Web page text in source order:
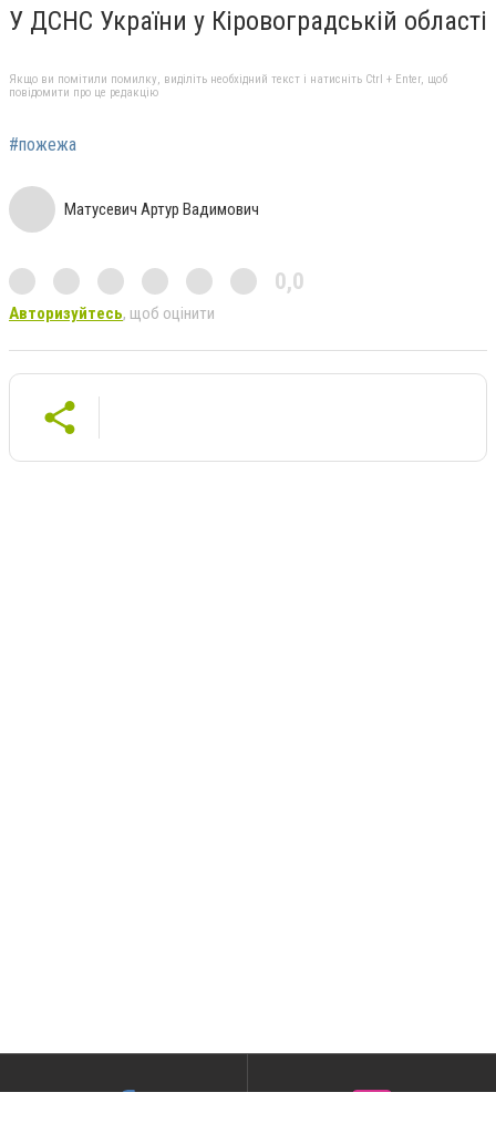
У ДСНС України у Кіровоградській області
Якщо ви помітили помилку, виділіть необхідний текст і натисніть Ctrl + Enter, щоб
повідомити про це редакцію
#пожежа
Матусевич Артур Вадимович
0,0
Авторизуйтесь, щоб оцінити